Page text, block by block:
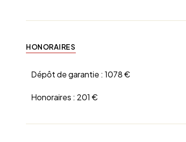
HONORAIRES
Dépôt de garantie : 1078 €
Honoraires : 201 €